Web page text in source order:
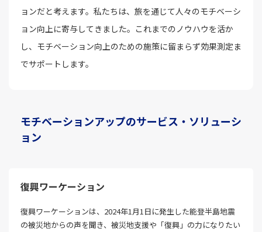
ョンだと考えます。私たちは、旅を通じて人々のモチベーシ
ョン向上に寄与してきました。これまでのノウハウを活か
し、モチベーション向上のための施策に留まらず効果測定ま
でサポートします。
モチベーションアップのサービス・ソリューシ
ョン
復興ワーケーション
復興ワーケーションは、2024年1月1日に発生した能登半島地震
の被災地からの声を聞き、被災地支援や「復興」の力になりたい